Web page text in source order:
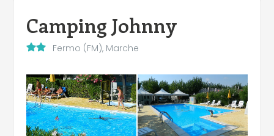
Camping Johnny
Fermo (FM), Marche